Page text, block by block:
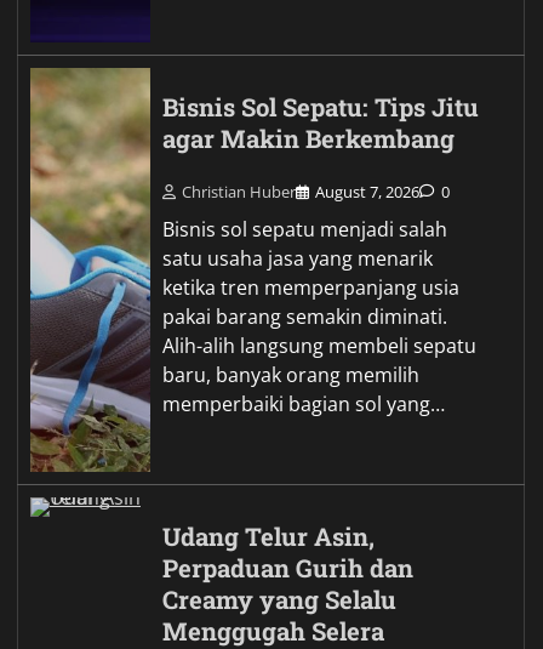
Bisnis Sol Sepatu: Tips Jitu
agar Makin Berkembang
Christian Huber August 7, 2026 0
Bisnis sol sepatu menjadi salah
satu usaha jasa yang menarik
ketika tren memperpanjang usia
pakai barang semakin diminati.
Alih-alih langsung membeli sepatu
baru, banyak orang memilih
memperbaiki bagian sol yang…
Udang Telur Asin,
Perpaduan Gurih dan
Creamy yang Selalu
Menggugah Selera